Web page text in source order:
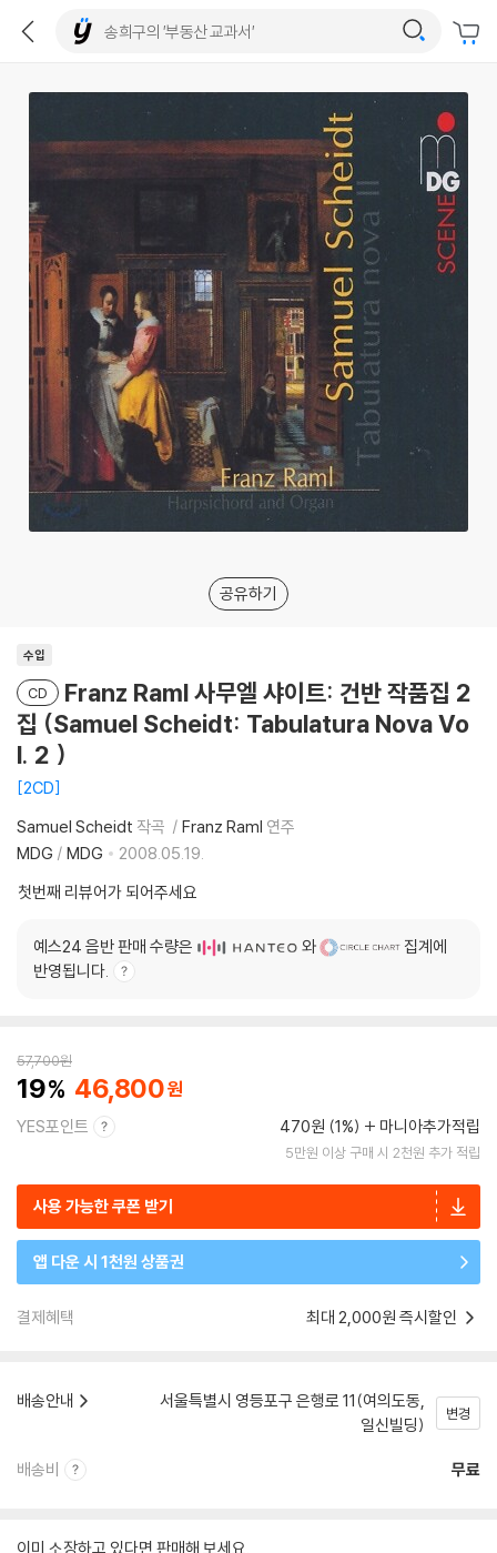
공유하기
수입
CD
Franz Raml 사무엘 샤이트: 건반 작품집 2
집 (Samuel Scheidt: Tabulatura Nova Vo
l. 2 )
2CD
Samuel Scheidt 작곡 Franz Raml 연주
MDG / MDG
2008.05.19.
첫번째 리뷰어가 되어주세요
예스24 음반 판매 수량은 와
집계에
반영됩니다.
57,700원
19 46,800
YES포인트 470원 (1%) 마니아추가적립
5만원 이상 구매 시 2천원 추가 적립
사용 가능한 쿠폰 받기
앱 다운 시 1천원 상품권
결제혜택 최대 2,000원 즉시할인
배송안내
서울특별시 영등포구 은행로 11(여의도동,
일신빌딩)
변경
배송비 무료
이미 소장하고 있다면 판매해 보세요.